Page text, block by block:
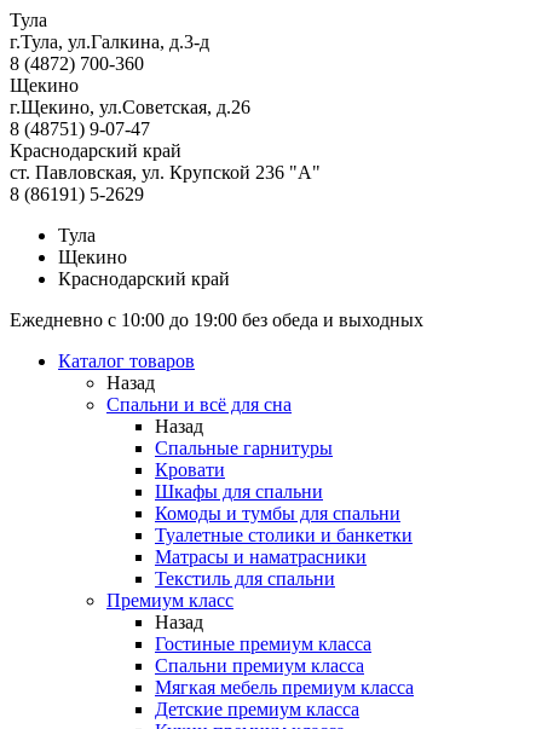
Тула
г.Тула, ул.Галкина, д.3-д
8 (4872) 700-360
Щекино
г.Щекино, ул.Советская, д.26
8 (48751) 9-07-47
Краснодарский край
ст. Павловская, ул. Крупской 236 "А"
8 (86191) 5-2629
Тула
Щекино
Краснодарский край
Ежедневно с 10:00 до 19:00 без обеда и выходных
Каталог товаров
Назад
Спальни и всё для сна
Назад
Спальные гарнитуры
Кровати
Шкафы для спальни
Комоды и тумбы для спальни
Туалетные столики и банкетки
Матрасы и наматрасники
Текстиль для спальни
Премиум класс
Назад
Гостиные премиум класса
Спальни премиум класса
Мягкая мебель премиум класса
Детские премиум класса